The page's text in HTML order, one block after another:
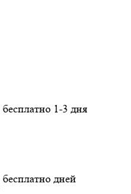
бесплатно 1-3 дня
бесплатно дней